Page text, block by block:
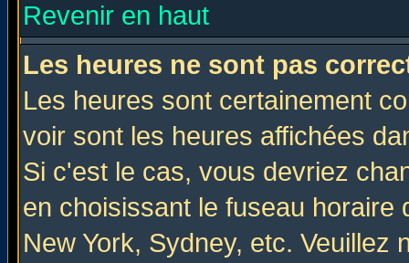
Revenir en haut
Les heures ne sont pas
Les heures sont certainement
voir sont les heures affichées
Si c'est le cas, vous devriez
en choisissant le fuseau
New York, Sydney, etc. Veuillez